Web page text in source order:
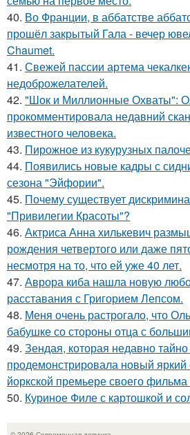
40. Во Франции, в аббатстве
прошёл закрытый Гала - вечер
Chaumet.
41. Свежей пассии артема
недоброжелателей.
42. "Шок и Миллионные Охваты":
прокомментировала недавний
известного человека.
43. Пирожное из кукурузных
44. Появились новые кадры с
сезона "Эйфории".
45. Почему существует
"Привилегии Красоты"?
46. Актриса Анна хилькевич
рождения четвертого или даже
несмотря на то, что ей уже 40 лет.
47. Аврора киба нашла новую
расставания с Григорием Лепсом.
48. Меня очень растрогало, что
бабушке со стороны отца с
49. Зендая, которая недавно
продемонстрировала новый
йоркской премьере своего
50. Куриное Филе с картошкой и